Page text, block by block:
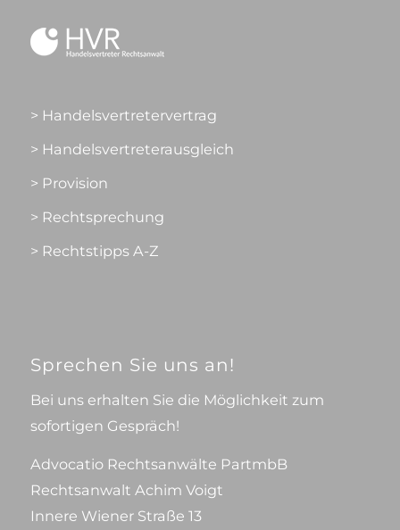
> Handelsvertretervertrag
> Handelsvertreterausgleich
> Provision
> Rechtsprechung
> Rechtstipps A-Z
Sprechen Sie uns an!
Bei uns erhalten Sie die Möglichkeit zum
sofortigen Gespräch!
Advocatio Rechtsanwälte PartmbB
Rechtsanwalt Achim Voigt
Innere Wiener Straße 13